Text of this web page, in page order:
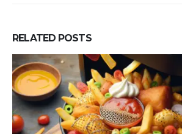
RELATED POSTS